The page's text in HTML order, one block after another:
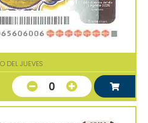
DEL JUEVES
0